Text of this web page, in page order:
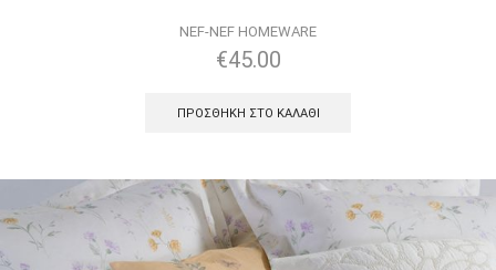
NEF-NEF HOMEWARE
€45.00
ΠΡΟΣΘΉΚΗ ΣΤΟ ΚΑΛΆΘΙ